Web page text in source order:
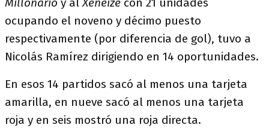
ocupando el noveno y décimo puesto
respectivamente (por diferencia de gol), tuvo a
Nicolás Ramírez dirigiendo en 14 oportunidades.
En esos 14 partidos sacó al menos una tarjeta
amarilla, en nueve sacó al menos una tarjeta
roja y en seis mostró una roja directa.